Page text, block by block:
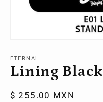
multimedia
1
en
modal
ETERNAL
Lining Black
Precio
$ 255.00 MXN